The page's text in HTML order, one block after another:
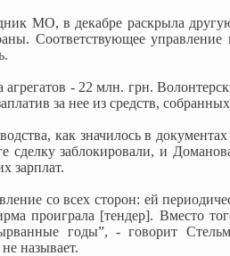
МО, в декабре раскрыла
Соответствующее
- 22 млн. грн.
за нее из средств,
как значилось в
заблокировали, и
зарплат.
со всех сторон: ей
проиграла [тендер]. Вместо
годы”, - говорит
называет.